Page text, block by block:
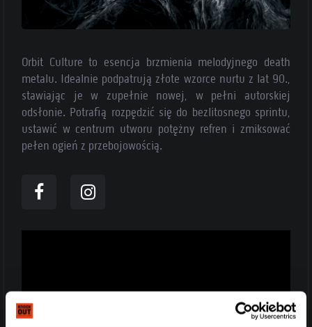
Orbit Culture to esencja brzmienia melodyjnego death
metalu. Idealnie podpatrują złote wzorce nurtu z lat 90.,
stawiając je w zupełnie nowej, w pełni autorskiej
odsłonie. Potrafią rozpędzić się do bezlitosnego sprintu,
ustawić w centrum utworu potężny refren i zmiksować
pełen ogień z przebojowością.